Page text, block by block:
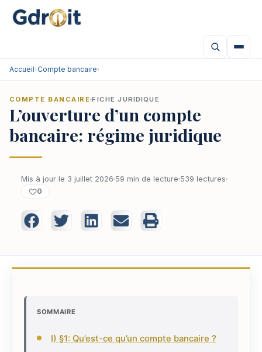
Accueil›Compte bancaire›
COMPTE BANCAIRE FICHE JURIDIQUE
L’ouverture d’un compte
bancaire: régime juridique
Mis à jour le 3 juillet 2026 59 min de lecture 539 lectures
0
SOMMAIRE
I) §1: Qu’est-ce qu’un compte bancaire ?